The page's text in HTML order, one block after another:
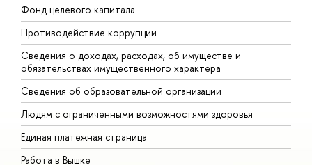
Фонд целевого капитала
Противодействие коррупции
Сведения о доходах, расходах, об имуществе и
обязательствах имущественного характера
Сведения об образовательной организации
Людям с ограниченными возможностями здоровья
Единая платежная страница
Работа в Вышке